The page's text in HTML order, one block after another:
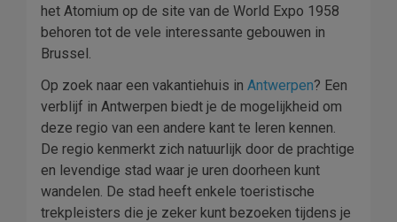
het Atomium op de site van de World Expo 1958
behoren tot de vele interessante gebouwen in
Brussel.
Op zoek naar een vakantiehuis in Antwerpen? Een
verblijf in Antwerpen biedt je de mogelijkheid om
deze regio van een andere kant te leren kennen.
De regio kenmerkt zich natuurlijk door de prachtige
en levendige stad waar je uren doorheen kunt
wandelen. De stad heeft enkele toeristische
trekpleisters die je zeker kunt bezoeken tijdens je